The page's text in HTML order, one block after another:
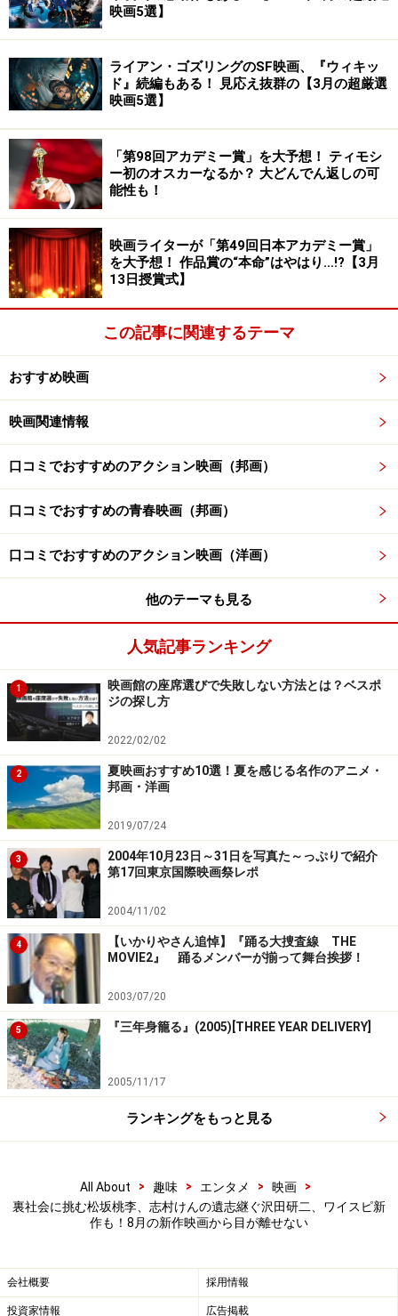
（C）2021 Universal Studios. All Rights Reserved.
『ワイルド・スピード ジェットブレイク』公式サイト
（https://wildspeed-official.jp/
3：『フリー・ガイ』8月13日公開
オンラインゲーム「フリー・シティ」の背景キャラのガ
イ（ライアン・レイノルズ）が、ゲームの世界がピンチ
に陥っていることを仲間から知らされ「こんなことして
いられない」と、意志を持って動き出すという奇想天外
なSFアクションコメディ。
ゲームのキャラクターが勝手に動き出し、コントロール
しているゲーマーはびっくりですよ。明るくてハチャメ
（C）2021 20th Century Studios. All Rights Reserved.
『フリー・ガイ』公式サイト
（ https://www.20thcenturystudios.jp/movie/Freeguy.ht
4：『ザ・スーサイド・スクワッド “極”悪
党、集結』8月13日公開
DCコミックス「スーサイド・スクワッド」の実写映画化
第二弾。極悪受刑者の中から選ばれた特殊部隊「スーサ
イド・スクワッド」が、減刑と引き換えに危険な任務に
挑みます。人気キャラのハーレイ・クイン（マーゴッ
ト・ロビー）を筆頭に、身の回りの物すべてを武器にす
る男、水玉陰キャ男、ネズミ使いの女、射撃の名手など
個性派キャラが勢揃いして、巨大な化け物に挑んでいく
のです。
グロい映像も多いのですが、テンポ良し、音楽良し、全
キャラが大活躍するのがいい！ 演出は『ガーディアン
ズ・オブ・ギャラクシー』のジェームズ・ガン監督。さ
すがです！
（C）2021 WBEI TM & (C)DC
『ザ・スーサイド・スクワッド “極”悪党、集結』公式サ
https://wwws.warnerbros.co.jp/thesuicidesquad/
映画5選】
ライアン・ゴズリングのSF映画、『ウィキッ
ド』続編もある！ 見応え抜群の【3月の超厳選
映画5選】
「第98回アカデミー賞」を大予想！ ティモシ
ー初のオスカーなるか？ 大どんでん返しの可
能性も！
映画ライターが「第49回日本アカデミー賞」
を大予想！ 作品賞の“本命”はやはり…!?【3月
13日授賞式】
この記事に関連するテーマ
おすすめ映画
映画関連情報
口コミでおすすめのアクション映画（邦画）
口コミでおすすめの青春映画（邦画）
口コミでおすすめのアクション映画（洋画）
他のテーマも見る
人気記事ランキング
1
映画館の座席選びで失敗しない方法とは？ベスポ
ジの探し方
2022/02/02
2
夏映画おすすめ10選！夏を感じる名作のアニメ・
邦画・洋画
2019/07/24
3
2004年10月23日～31日を写真た～っぷりで紹介
第17回東京国際映画祭レポ
2004/11/02
4
【いかりやさん追悼】『踊る大捜査線 THE
MOVIE2』 踊るメンバーが揃って舞台挨拶！
2003/07/20
5 『三年身籠る』(2005)[THREE YEAR DELIVERY]
2005/11/17
ランキングをもっと見る
All About > 趣味 > エンタメ > 映画
>
裏社会に挑む松坂桃李、志村けんの遺志継ぐ沢田研二、ワイスピ新
作も！8月の新作映画から目が離せない
会社概要 採用情報
投資家情報 広告掲載